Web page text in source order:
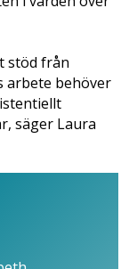
stöd från
arbete behöver
säger Laura